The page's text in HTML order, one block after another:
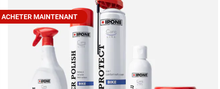
ACHETER MAINTENANT